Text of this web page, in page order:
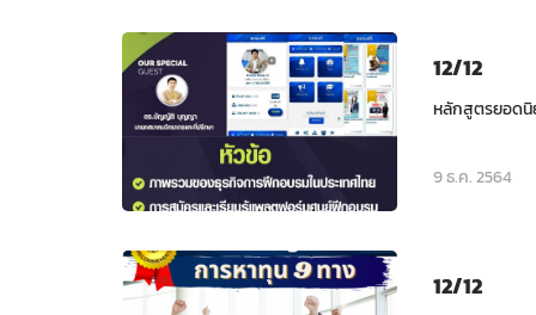
12/12
หลักสูตรยอด
9 ธ.ค. 2564
12/12